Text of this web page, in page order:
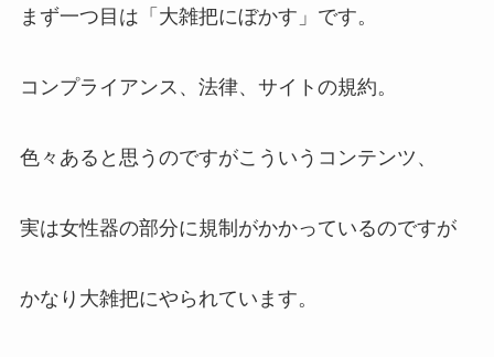
まず一つ目は「大雑把にぼかす」です。
コンプライアンス、法律、サイトの規約。
色々あると思うのですがこういうコンテンツ、
実は女性器の部分に規制がかかっているのですが
かなり大雑把にやられています。